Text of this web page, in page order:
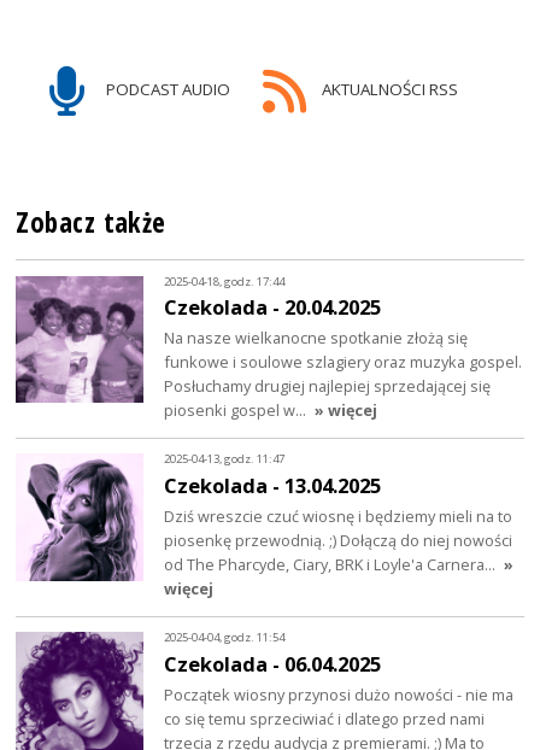
PODCAST AUDIO AKTUALNOŚCI RSS
Zobacz także
2025-04-18, godz. 17:44
Czekolada - 20.04.2025
Na nasze wielkanocne spotkanie złożą się
funkowe i soulowe szlagiery oraz muzyka gospel.
Posłuchamy drugiej najlepiej sprzedającej się
piosenki gospel w… » więcej
2025-04-13, godz. 11:47
Czekolada - 13.04.2025
Dziś wreszcie czuć wiosnę i będziemy mieli na to
piosenkę przewodnią. ;) Dołączą do niej nowości
od The Pharcyde, Ciary, BRK i Loyle'a Carnera… »
więcej
2025-04-04, godz. 11:54
Czekolada - 06.04.2025
Początek wiosny przynosi dużo nowości - nie ma
co się temu sprzeciwiać i dlatego przed nami
trzecia z rzędu audycja z premierami. ;) Ma to